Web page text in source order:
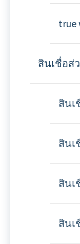
true
สินเชื่อส่
สินเ
สินเ
สินเ
สินเ